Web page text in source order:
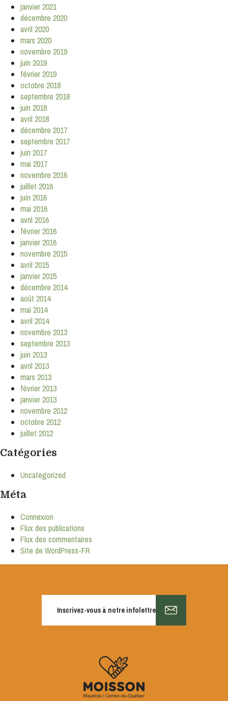
janvier 2021
décembre 2020
avril 2020
mars 2020
novembre 2019
juin 2019
février 2019
octobre 2018
septembre 2018
juin 2018
avril 2018
décembre 2017
septembre 2017
juin 2017
mai 2017
novembre 2016
juillet 2016
juin 2016
mai 2016
avril 2016
février 2016
janvier 2016
novembre 2015
avril 2015
janvier 2015
décembre 2014
août 2014
mai 2014
avril 2014
novembre 2013
septembre 2013
juin 2013
avril 2013
mars 2013
février 2013
janvier 2013
novembre 2012
octobre 2012
juillet 2012
Catégories
Uncategorized
Méta
Connexion
Flux des publications
Flux des commentaires
Site de WordPress-FR
Inscrivez-vous à notre infolettre